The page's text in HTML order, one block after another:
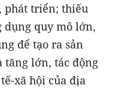
phát triển; thiếu
quy mô lớn,
để tạo ra sản
tăng lớn, tác động
xã hội của địa